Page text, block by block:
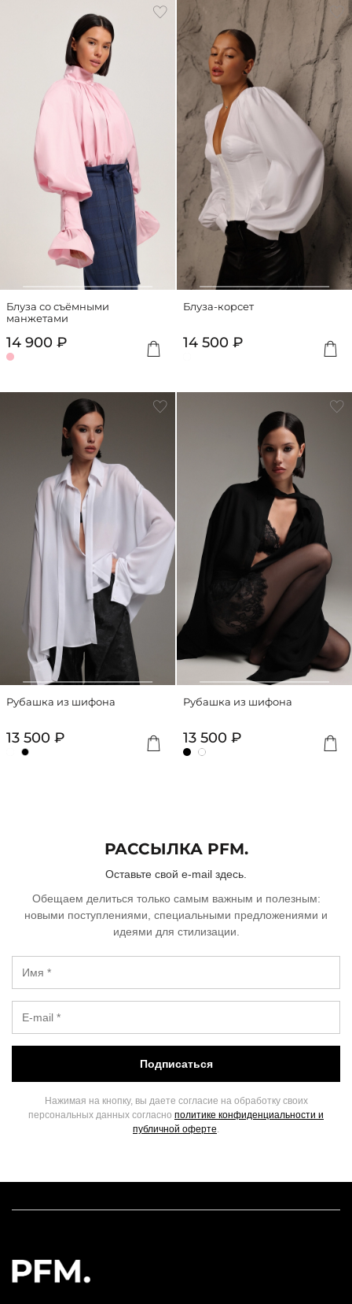
Блуза со съёмными
манжетами
14 900 ₽
Блуза-корсет
14 500 ₽
Рубашка из шифона
13 500 ₽
Рубашка из шифона
13 500 ₽
РАССЫЛКА PFM.
Оставьте свой e-mail здесь.
Обещаем делиться только самым важным и полезным:
новыми поступлениями, специальными предложениями и
идеями для стилизации.
Подписаться
Нажимая на кнопку, вы даете согласие на обработку своих
персональных данных согласно политике конфиденциальности и
публичной оферте